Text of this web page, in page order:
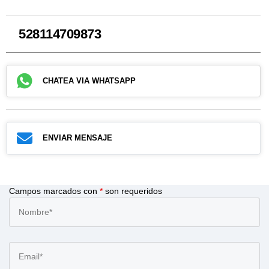
528114709873
CHATEA VIA WHATSAPP
ENVIAR MENSAJE
Campos marcados con * son requeridos